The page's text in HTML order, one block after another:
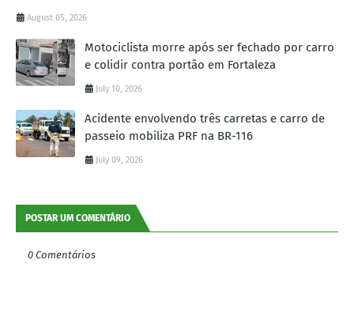
August 05, 2026
Motociclista morre após ser fechado por carro
e colidir contra portão em Fortaleza
July 10, 2026
Acidente envolvendo três carretas e carro de
passeio mobiliza PRF na BR-116
July 09, 2026
POSTAR UM COMENTÁRIO
0 Comentários